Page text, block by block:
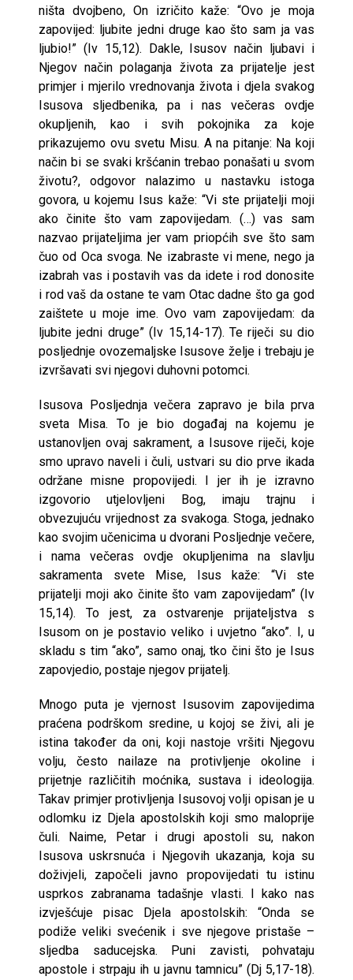
ništa dvojbeno, On izričito kaže: “Ovo je moja
zapovijed: ljubite jedni druge kao što sam ja vas
ljubio!” (Iv 15,12). Dakle, Isusov način ljubavi i
Njegov način polaganja života za prijatelje jest
primjer i mjerilo vrednovanja života i djela svakog
Isusova sljedbenika, pa i nas večeras ovdje
okupljenih, kao i svih pokojnika za koje
prikazujemo ovu svetu Misu. A na pitanje: Na koji
način bi se svaki kršćanin trebao ponašati u svom
životu?, odgovor nalazimo u nastavku istoga
govora, u kojemu Isus kaže: “Vi ste prijatelji moji
ako činite što vam zapovijedam. (…) vas sam
nazvao prijateljima jer vam priopćih sve što sam
čuo od Oca svoga. Ne izabraste vi mene, nego ja
izabrah vas i postavih vas da idete i rod donosite
i rod vaš da ostane te vam Otac dadne što ga god
zaištete u moje ime. Ovo vam zapovijedam: da
ljubite jedni druge” (Iv 15,14-17). Te riječi su dio
posljednje ovozemaljske Isusove želje i trebaju je
izvršavati svi njegovi duhovni potomci.
Isusova Posljednja večera zapravo je bila prva
sveta Misa. To je bio događaj na kojemu je
ustanovljen ovaj sakrament, a Isusove riječi, koje
smo upravo naveli i čuli, ustvari su dio prve ikada
održane misne propovijedi. I jer ih je izravno
izgovorio utjelovljeni Bog, imaju trajnu i
obvezujuću vrijednost za svakoga. Stoga, jednako
kao svojim učenicima u dvorani Posljednje večere,
i nama večeras ovdje okupljenima na slavlju
sakramenta svete Mise, Isus kaže: “Vi ste
prijatelji moji ako činite što vam zapovijedam” (Iv
15,14). To jest, za ostvarenje prijateljstva s
Isusom on je postavio veliko i uvjetno “ako”. I, u
skladu s tim “ako”, samo onaj, tko čini što je Isus
zapovjedio, postaje njegov prijatelj.
Mnogo puta je vjernost Isusovim zapovijedima
praćena podrškom sredine, u kojoj se živi, ali je
istina također da oni, koji nastoje vršiti Njegovu
volju, često nailaze na protivljenje okoline i
prijetnje različitih moćnika, sustava i ideologija.
Takav primjer protivljenja Isusovoj volji opisan je u
odlomku iz Djela apostolskih koji smo maloprije
čuli. Naime, Petar i drugi apostoli su, nakon
Isusova uskrsnuća i Njegovih ukazanja, koja su
doživjeli, započeli javno propovijedati tu istinu
usprkos zabranama tadašnje vlasti. I kako nas
izvješćuje pisac Djela apostolskih: “Onda se
podiže veliki svećenik i sve njegove pristaše –
sljedba saducejska. Puni zavisti, pohvataju
apostole i strpaju ih u javnu tamnicu” (Dj 5,17-18).